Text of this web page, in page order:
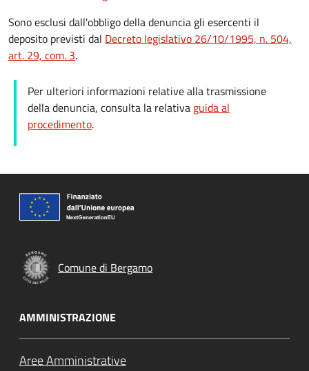
Sono esclusi dall'obbligo della denuncia gli esercenti il
deposito previsti dal Decreto legislativo 26/10/1995, n. 504,
art. 29, com. 3.
Per ulteriori informazioni relative alla trasmissione
della denuncia, consulta la relativa guida al
procedimento.
Comune di Bergamo
AMMINISTRAZIONE
Aree Amministrative